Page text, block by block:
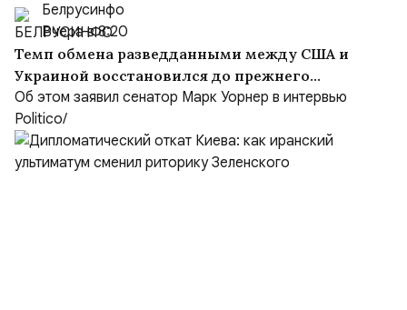
Белрусинфо
Вчера в 8:20
Темп обмена разведданными между США и
Украиной восстановился до прежнего
уровня
Об этом заявил сенатор Марк Уорнер в интервью
Politico/